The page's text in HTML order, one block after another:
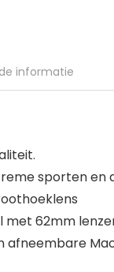
informatie
sporten
met 62mm
afneembare